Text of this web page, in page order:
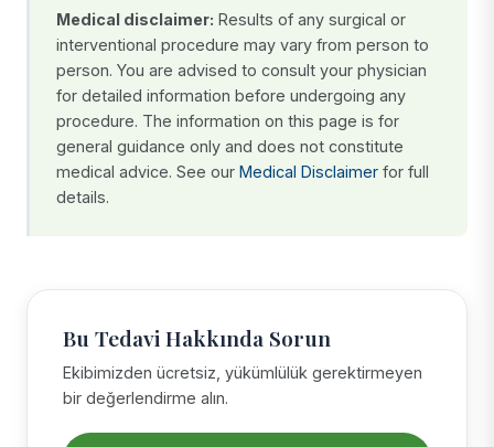
Medical disclaimer: Results of any surgical or
interventional procedure may vary from person to
person. You are advised to consult your physician
for detailed information before undergoing any
procedure. The information on this page is for
general guidance only and does not constitute
medical advice. See our Medical Disclaimer for full
details.
Bu Tedavi Hakkında Sorun
Ekibimizden ücretsiz, yükümlülük gerektirmeyen
bir değerlendirme alın.